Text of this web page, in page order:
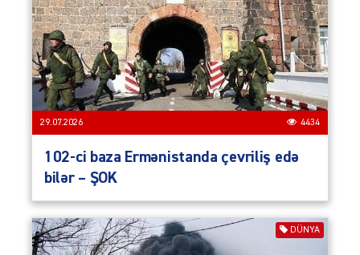
29.07.2026 4434
102-ci baza Ermənistanda çevriliş edə
bilər – ŞOK
DÜNYA